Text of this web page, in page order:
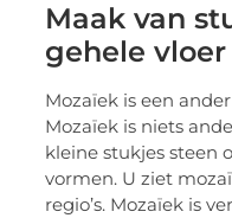
Maak van
gehele vloer
Mozaïek is een
Mozaïek is niets
kleine stukjes steen
vormen. U ziet
regio’s. Mozaïek is